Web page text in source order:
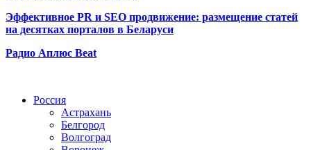
Эффективное PR и SEO продвижение: размещение статей
на десятках порталов в Беларуси
Радио Аплюс Beat
Россия
Астрахань
Белгород
Волгоград